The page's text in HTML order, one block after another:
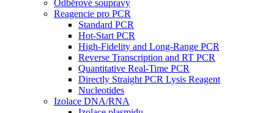
Odběrové soupravy
Reagencie pro PCR
Standard PCR
Hot-Start PCR
High-Fidelity and Long-Range PCR
Reverse Transcription and RT PCR
Quantitative Real-Time PCR
Directly Straight PCR Lysis Reagent
Nucleotides
Izolace DNA/RNA